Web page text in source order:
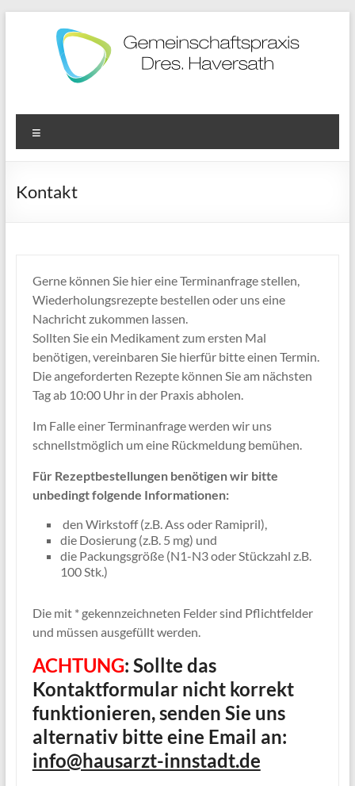
Gemeinschaftspraxis
Dres.
und
Kontakt
Gerne können Sie hier eine Terminanfrage stellen,
Wiederholungsrezepte bestellen oder uns eine
Nachricht zukommen lassen.
Sollten Sie ein Medikament zum ersten Mal
benötigen, vereinbaren Sie hierfür bitte einen Termin.
Die angeforderten Rezepte können Sie am nächsten
Tag ab 10:00 Uhr in der Praxis abholen.
Im Falle einer Terminanfrage werden wir uns
schnellstmöglich um eine Rückmeldung bemühen.
Für Rezeptbestellungen benötigen wir bitte
unbedingt folgende Informationen:
den Wirkstoff (z.B. Ass oder Ramipril),
die Dosierung (z.B. 5 mg) und
die Packungsgröße (N1-N3 oder Stückzahl z.B.
100 Stk.)
Die mit * gekennzeichneten Felder sind Pflichtfelder
und müssen ausgefüllt werden.
ACHTUNG: Sollte das
Kontaktformular nicht korrekt
funktionieren, senden Sie uns
alternativ bitte eine Email an:
info@hausarzt-innstadt.de